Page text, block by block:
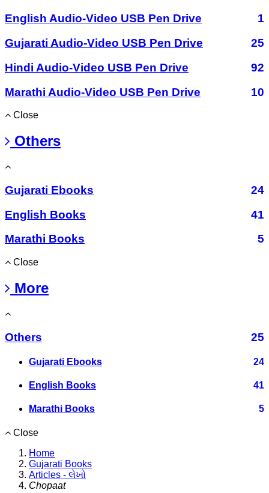
English Audio-Video USB Pen Drive
1
Gujarati Audio-Video USB Pen Drive
25
Hindi Audio-Video USB Pen Drive
92
Marathi Audio-Video USB Pen Drive
10
Close
Others
Gujarati Ebooks
24
English Books
41
Marathi Books
5
Close
More
Others 25
Gujarati Ebooks 24
English Books 41
Marathi Books 5
Close
Home
Gujarati Books
Articles - લેખો
Chopaat